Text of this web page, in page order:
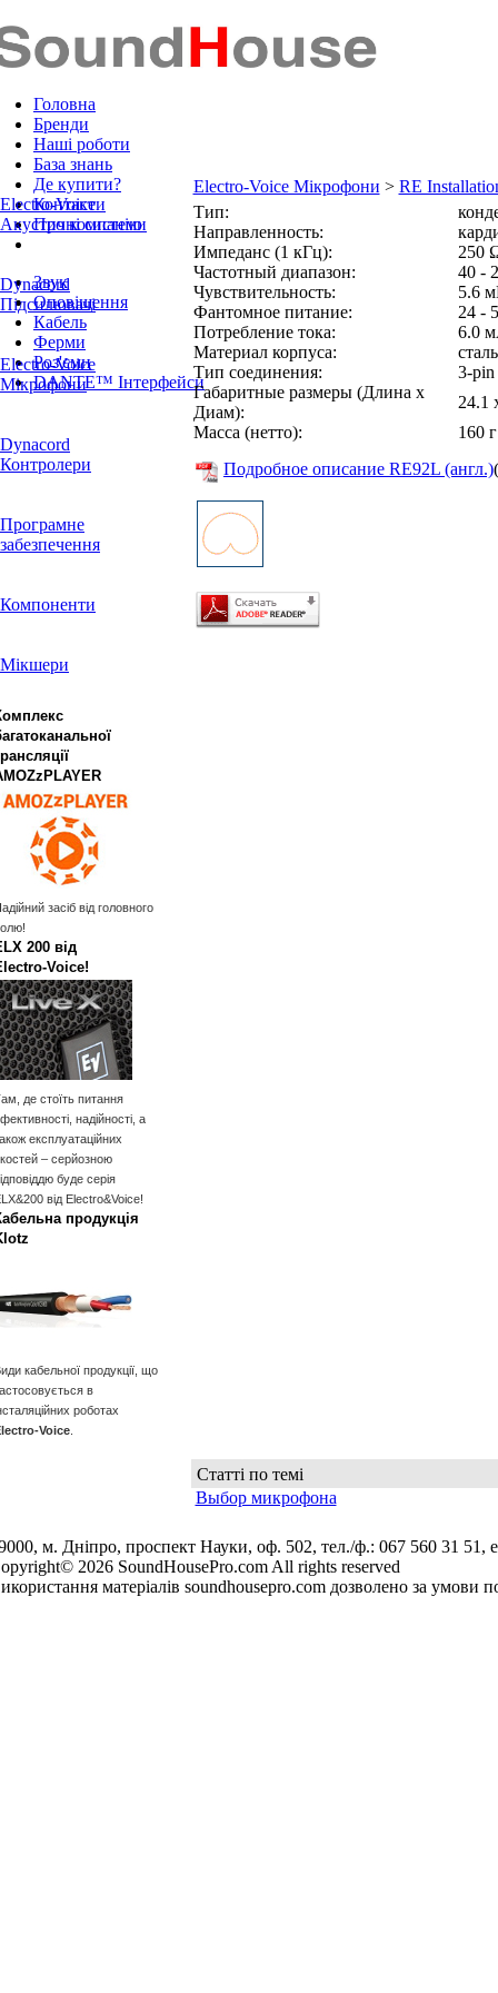
Головна
Бренди
Наші роботи
База знань
Де купити?
Контакти
Про компанію
Звук
Оповіщення
Кабель
Ферми
Роз'єми
DANTE™ Інтерфейси
Electro-Voice
Акустичні системи
Dynacord
Підсилювачі
Electro-Voice
Мікрофони
Dynacord
Контролери
Програмне
забезпечення
Компоненти
Мікшери
засіб від головного
200 від
де стоїть питання
надійності, а
експлуатаційних
– серйозною
буде серія
від Electro&Voice!
продукція
кабельної продукції, що
в
роботах
Voice
Electro-Voice Мікрофони > RE
Тип:
Направленность:
Импеданс (1 кГц):
250
Частотный диапазон:
40 -
Чувствительность:
5.6
Фантомное питание:
24 -
Потребление тока:
6.0
Материал корпуса:
сталь
Тип соединения:
3-
Габаритные размеры (Длина x
Диам):
24.1
Масса (нетто):
160 г
Подробное описание RE92L (англ.)
Статті по темі
Выбор микрофона
м. Дніпро, проспект Науки, оф. 502, тел./ф.: 067 560 31 51,
2026 SoundHousePro.com All rights reserved
матеріалів soundhousepro.com дозволено за умови